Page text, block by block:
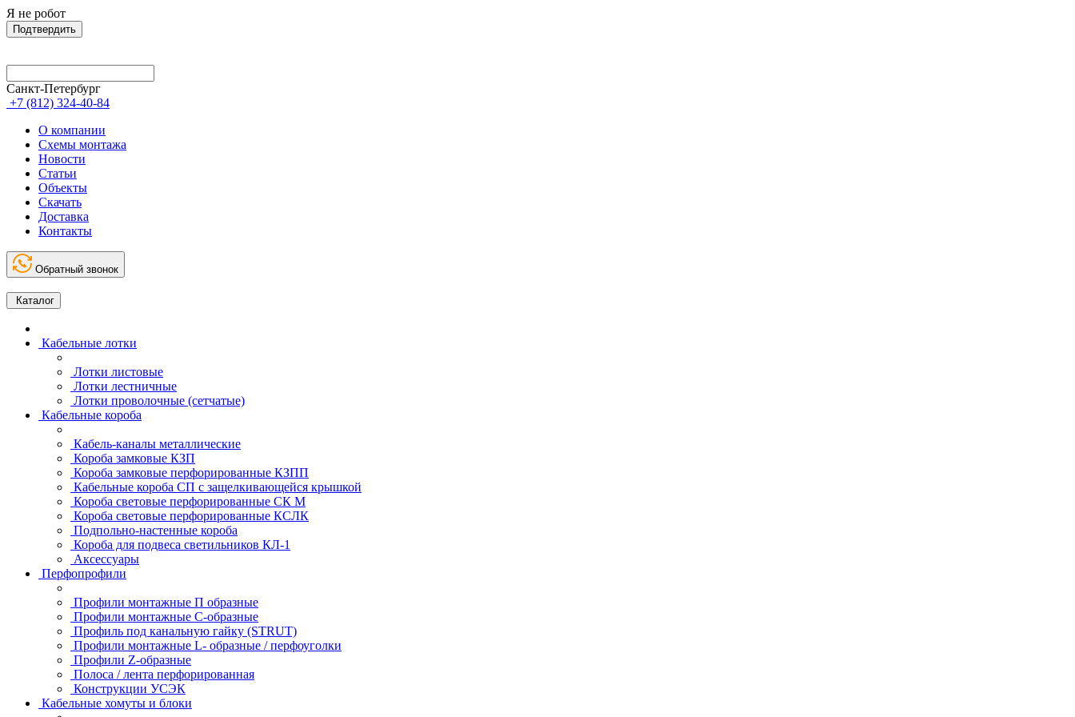
Я не робот
Подтвердить
Санкт-Петербург
+7 (812) 324-40-84
О компании
Схемы монтажа
Новости
Статьи
Объекты
Скачать
Доставка
Контакты
Обратный звонок
Каталог
Кабельные лотки
Лотки листовые
Лотки лестничные
Лотки проволочные (сетчатые)
Кабельные короба
Кабель-каналы металлические
Короба замковые КЗП
Короба замковые перфорированные КЗПП
Кабельные короба СП с защелкивающейся крышкой
Короба световые перфорированные СК М
Короба световые перфорированные КСЛК
Подпольно-настенные короба
Короба для подвеса светильников КЛ-1
Аксессуары
Перфопрофили
Профили монтажные П образные
Профили монтажные C-образные
Профиль под канальную гайку (STRUT)
Профили монтажные L- образные / перфоуголки
Профили Z-образные
Полоса / лента перфорированная
Конструкции УСЭК
Кабельные хомуты и блоки